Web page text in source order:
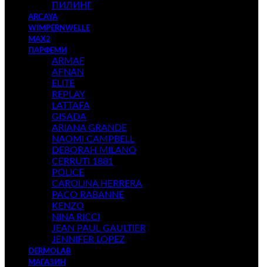
ПИЛИНГ
ARCAYA
WIMPERNWELLE
MAX2
ПАРФЕМИ
ARMAF
AFNAN
ELITE
REPLAY
LATTAFA
GISADA
ARIANA GRANDE
NAOMI CAMPBELL
DEBORAH MILANO
CERRUTI 1881
POLICE
CAROLINA HERRERA
PACO RABANNE
KENZO
NINA RICCI
JEAN PAUL GAULTIER
JENNIFER LOPEZ
DERMOLAB
МАГАЗИН